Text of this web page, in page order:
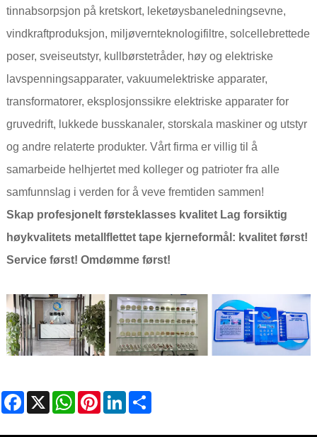
tinnabsorpsjon på kretskort, leketøysbaneledningsevne,
vindkraftproduksjon, miljøvernteknologifiltre, solcellebrettede
poser, sveiseutstyr, kullbørstetråder, høy og elektriske
lavspenningsapparater, vakuumelektriske apparater,
transformatorer, eksplosjonssikre elektriske apparater for
gruvedrift, lukkede busskanaler, storskala maskiner og utstyr
og andre relaterte produkter. Vårt firma er villig til å
samarbeide helhjertet med kolleger og patrioter fra alle
samfunnslag i verden for å veve fremtiden sammen!
Skap profesjonelt førsteklasses kvalitet Lag forsiktig
høykvalitets metallflettet tape kjerneformål: kvalitet først!
Service først! Omdømme først!
Facebook
X WhatsAppPinterestLinkedIn